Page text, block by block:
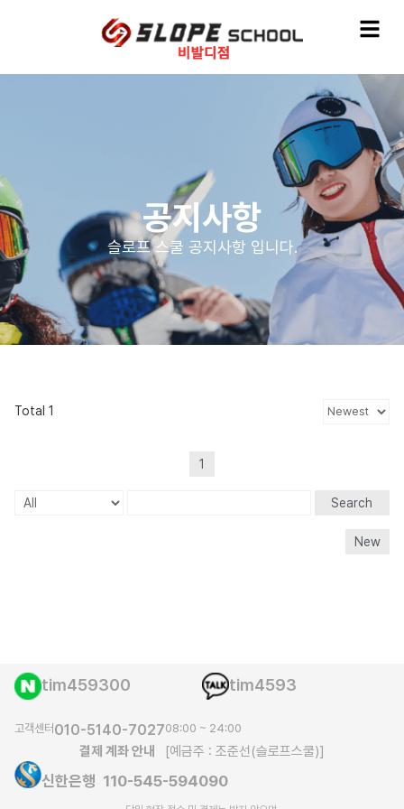
공지사항
슬로프 스쿨 공지사항 입니다.
Total 1
1
Search
New
tim459300 tim4593
고객센터010-5140-702708:00 ~ 24:00
결제 계좌 안내 [예금주 : 조준선(슬로프스쿨)]
신한은행 110-545-594090